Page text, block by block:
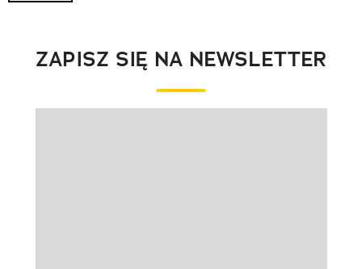
ZAPISZ SIĘ NA NEWSLETTER